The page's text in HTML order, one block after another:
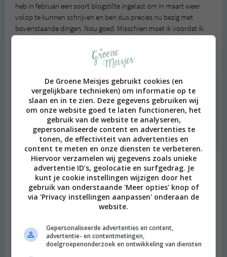
heb in februari een soort blogstilte ingelast om in maart weer
volop te kunnen schrijven en ben dus precies nu bezig met
bovenstaande dingen. Nou goed. Misschien moet ik voordat ik
degroenemeisjesschreef:
2016 OM
Spannend! Kijk ernaar uit :)
Beantwoorden
Saskiaschreef:
2016 OM
Heel fijn om dit allemaal te lezen. Ik heb me totaal nog niet
verdiept in SEO maar het zou inderdaad wel bruikbaar zijn. Ik ga
Beantwoorden
De Groene Meisjes gebruikt cookies (en
vergelijkbare technieken) om informatie op te
slaan en in te zien. Deze gegevens gebruiken wij
om onze website goed te laten functioneren, het
gebruik van de website te analyseren,
gepersonaliseerde content en advertenties te
tonen, de effectiviteit van advertenties en
content te meten en onze diensten te verbeteren.
Hiervoor verzamelen wij gegevens zoals unieke
advertentie ID’s, geolocatie en surfgedrag. Je
kunt je cookie instellingen wijzigen door het
gebruik van onderstaande 'Meer opties' knop of
via 'Privacy instellingen aanpassen' onderaan de
website.
Gepersonaliseerde advertenties en content,
advertentie- en contentmetingen,
doelgroepenonderzoek en ontwikkeling van diensten